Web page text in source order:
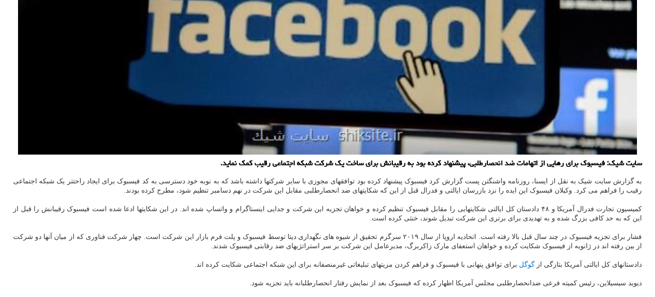
سایت شیک: فیسبوک برای رهایی از اتهامات ضد انحصارطلبی، پیشنهاد کرده بود به رقیبانش برای ساخت یک شرکت شبکه اجتماعی رقیب کمک نماید.
به گزارش سایت شیک به نقل از ایسنا، روزنامه واشنگتن پست گزارش کرد فیسبوک پیشنهاد کرده بود توافقهای مجوزی با سایر شرکتها داشته باشد که به نوبه خود دسترسی به کد فیسبوک برای ایجاد راحتتر یک شبکه اجتماعی
رقیب را فراهم می کرد. وکیلان فیسبوک این ایده را نزد بازرسان ایالتی و فدرال قبل از این که شکایتهای ضد انحصارطلبی مقابل این شرکت در نهم دسامبر تنظیم شود، مطرح کرده بودند.
کمیسیون تجارت فدرال آمریکا و ۴۸ دادستان کل ایالتی شکایتهایی را مقابل فیسبوک تنظیم کرده و خواهان تجزیه این شرکت و جدایی اینستاگرام و واتساپ شده اند. در این شکایتها ادعا شده است فیسبوک رقیبانش را قبل از
این که به حد کافی بزرگ شده و به تهدیدی برای برتری این شرکت تبدیل شوند، خنثی کرده است.
فشار برای تجزیه فیسبوک در چند سال قبل بالا رفته است. اتحادیه اروپا از سال ۲۰۱۹ سرگرم تحقیق از شیوه های نگهداری دیتا توسط فیسبوک و پلت فرم بازار این شرکت است. چهار شرکت فناوری که از میان آنها دو شرکت
از بین رفته اند در ژانویه از فیسبوک شکایت کرده و خواهان استعفای مارک زاکربرگ، مدیرعامل این شرکت بر سر استراتژیهای ضد رقابتی فیسبوک شدند.
دادستانهای کل ایالتی آمریکا بتازگی از گوگل برای توافق پنهانی با فیسبوک و فراهم کردن مزیتهای تبلیغاتی غیرمنصفانه برای این شبکه اجتماعی شکایت کرده اند.
دیوید سیسیلاین، رئیس کمیته فرعی ضدانحصارطلبی مجلس آمریکا اظهار کرده که فیسبوک بعد از نمایش رفتار انحصارطلبانه باید تجزیه شود.